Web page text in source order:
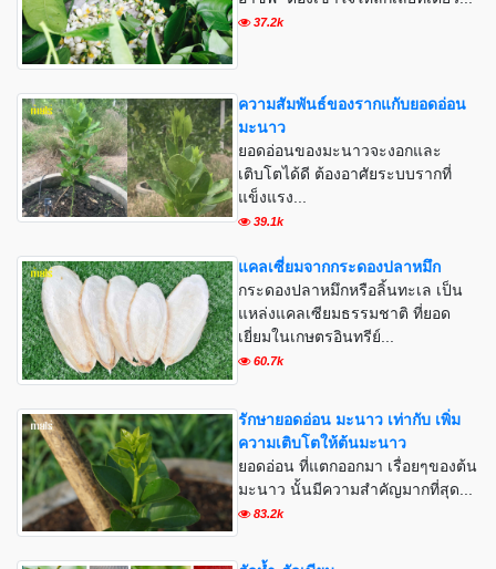
37.2k
ความสัมพันธ์ของรากแกับยอดอ่อน
มะนาว
ยอดอ่อนของมะนาวจะงอกและ
เติบโตได้ดี ต้องอาศัยระบบรากที่
แข็งแรง...
39.1k
แคลเซี่ยมจากกระดองปลาหมึก
กระดองปลาหมึกหรือลิ้นทะเล เป็น
แหล่งแคลเซียมธรรมชาติ ที่ยอด
เยี่ยมในเกษตรอินทรีย์...
60.7k
รักษายอดอ่อน มะนาว เท่ากับ เพิ่ม
ความเติบโตให้ต้นมะนาว
ยอดอ่อน ที่แตกออกมา เรื่อยๆของต้น
มะนาว นั้นมีความสำคัญมากที่สุด...
83.2k